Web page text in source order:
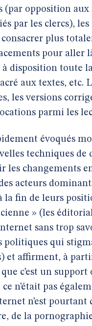
(par opposition
par les clercs),
consacrer plus
pour aller
disposition toute
aux textes, etc.
les versions
parmi les
évoqués
techniques de
les changements
acteurs
la fin de leurs
» (les
sans trop
politiques qui
et affirment, à
c’est un
n’était pas
n’est pourtant
de la